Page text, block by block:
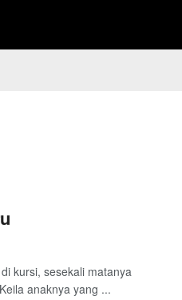
kursi, sesekali matanya
anaknya yang ...